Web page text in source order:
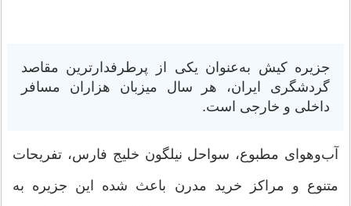
جزیره کیش به‌عنوان یکی از پرطرفدارترین مقاصد
گردشگری ایران، هر سال میزبان هزاران مسافر
داخلی و خارجی است.
آب‌وهوای مطبوع، سواحل نیلگون خلیج فارس، تفریحات
متنوع و مراکز خرید مدرن باعث شده این جزیره به